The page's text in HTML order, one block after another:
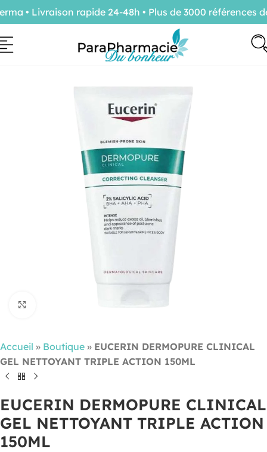
Cliquez pour agrandir
Accueil » Boutique » EUCERIN DERMOPURE CLINICAL
GEL NETTOYANT TRIPLE ACTION 150ML
EUCERIN DERMOPURE CLINICAL
GEL NETTOYANT TRIPLE ACTION
150ML
• Livraison rapide 24-48h • Plus de 3000 références